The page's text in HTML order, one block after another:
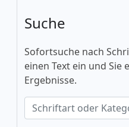
Suche
Sofortsuche nach
einen Text ein und
Ergebnisse.